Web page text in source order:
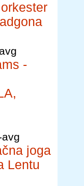
-
joga
Lentu